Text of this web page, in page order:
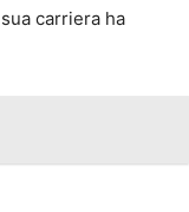
carriera ha